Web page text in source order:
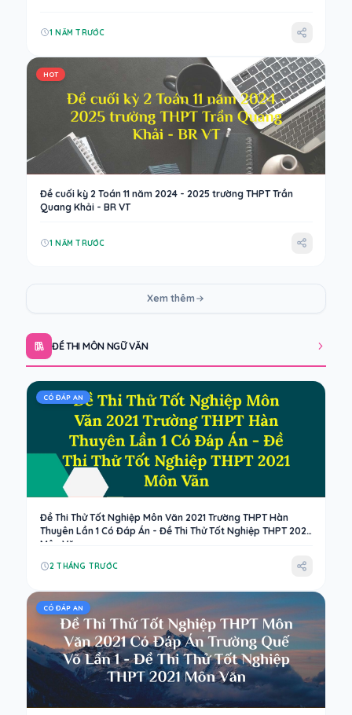
1 NĂM TRƯỚC
HOT
Đề cuối kỳ 2 Toán 11 năm 2024 - 2025 trường THPT Trần
Quang Khải - BR VT
1 NĂM TRƯỚC
Xem thêm
ĐỀ THI MÔN NGỮ VĂN
CÓ ĐÁP AN
Đề Thi Thử Tốt Nghiệp Môn Văn 2021 Trường THPT Hàn
Thuyên Lần 1 Có Đáp Án - Đề Thi Thử Tốt Nghiệp THPT 2021
Môn Văn
2 THÁNG TRƯỚC
CÓ ĐÁP AN